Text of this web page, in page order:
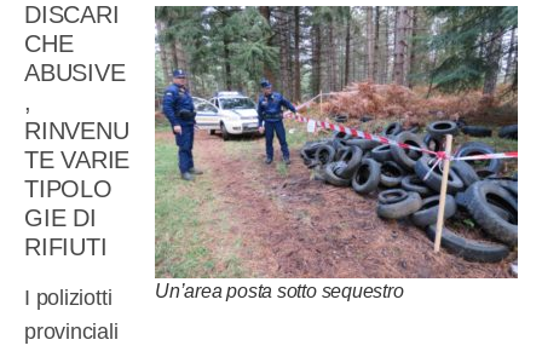
Un’area posta sotto sequestro
DISCARI
CHE
ABUSIVE
,
RINVENU
TE VARIE
TIPOLO
GIE DI
RIFIUTI
I poliziotti
provinciali